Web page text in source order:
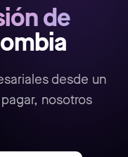
de
desde un
nosotros